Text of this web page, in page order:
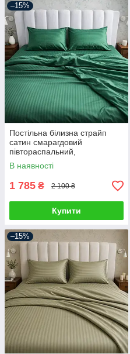
–15%
Постільна білизна страйп
сатин смарагдовий
півтораспальний,
двоспальний, євро, сімейний
В наявності
1 785 ₴ 2 100 ₴
Купити
–15%